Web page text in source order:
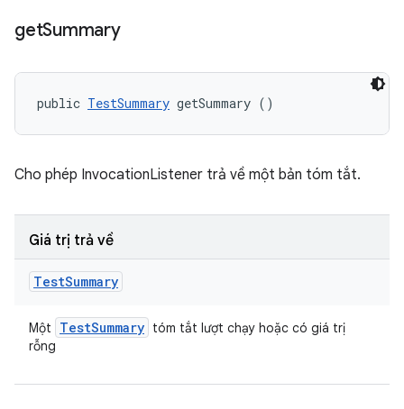
getSummary
public TestSummary getSummary ()
Cho phép InvocationListener trả về một bản tóm tắt.
Giá trị trả về
TestSummary
Một TestSummary tóm tắt lượt chạy hoặc có giá trị
rỗng